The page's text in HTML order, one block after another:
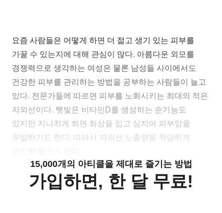
요즘 사람들은 어떻게 하면 더 젊고 생기 있는 피부를
가꿀 수 있는지에 대해 관심이 많다. 아름다운 외모를
경쟁력으로 생각하는 여성은 물론 남성들 사이에서도
건강한 피부를 관리하는 방법을 공부하는 사람들이 늘고
있다. 전문가들에 따르면 피부를 노화시키는 최대의 적은
자외선이다. 햇빛은 비타민D를 생성하는 순기능도
있지만 지나치게 쬐면 화상을 입고 심지어 피부암을
유발하기도 한다. 따라서 자외선 노출량을 적당하게
15,000개의 아티클을 제대로 즐기는 방법
가입하면, 한 달 무료!